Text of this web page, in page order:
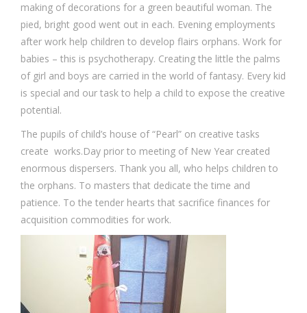
making of decorations for a green beautiful woman. The
pied, bright good went out in each. Evening employments
after work help children to develop flairs orphans. Work for
babies – this is psychotherapy. Creating the little the palms
of girl and boys are carried in the world of fantasy. Every kid
is special and our task to help a child to expose the creative
potential.
The pupils of child’s house of “Pearl” on creative tasks
create works.Day prior to meeting of New Year created
enormous dispersers. Thank you all, who helps children to
the orphans. To masters that dedicate the time and
patience. To the tender hearts that sacrifice finances for
acquisition commodities for work.